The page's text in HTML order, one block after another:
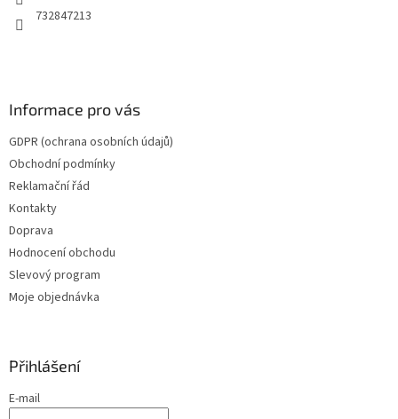
732847213
Informace pro vás
GDPR (ochrana osobních údajů)
Obchodní podmínky
Reklamační řád
Kontakty
Doprava
Hodnocení obchodu
Slevový program
Moje objednávka
Přihlášení
E-mail